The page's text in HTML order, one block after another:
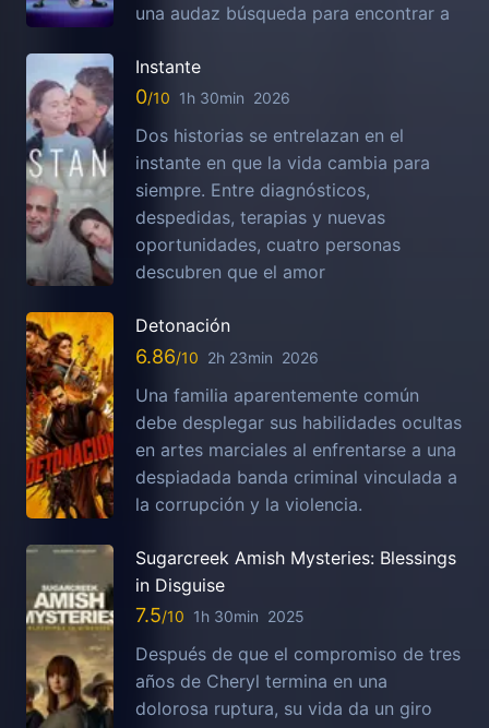
una audaz búsqueda para encontrar a
Instante
0 1h 30min 2026
Dos historias se entrelazan en el
instante en que la vida cambia para
siempre. Entre diagnósticos,
despedidas, terapias y nuevas
oportunidades, cuatro personas
descubren que el amor
Detonación
6.86 2h 23min 2026
Una familia aparentemente común
debe desplegar sus habilidades ocultas
en artes marciales al enfrentarse a una
despiadada banda criminal vinculada a
la corrupción y la violencia.
Sugarcreek Amish Mysteries: Blessings
in Disguise
7.5 1h 30min 2025
Después de que el compromiso de tres
años de Cheryl termina en una
dolorosa ruptura, su vida da un giro